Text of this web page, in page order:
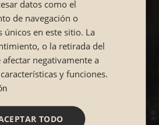
datos como el
de navegación o
únicos en este sitio. La
o la retirada del
negativamente a
y funciones.
TODO